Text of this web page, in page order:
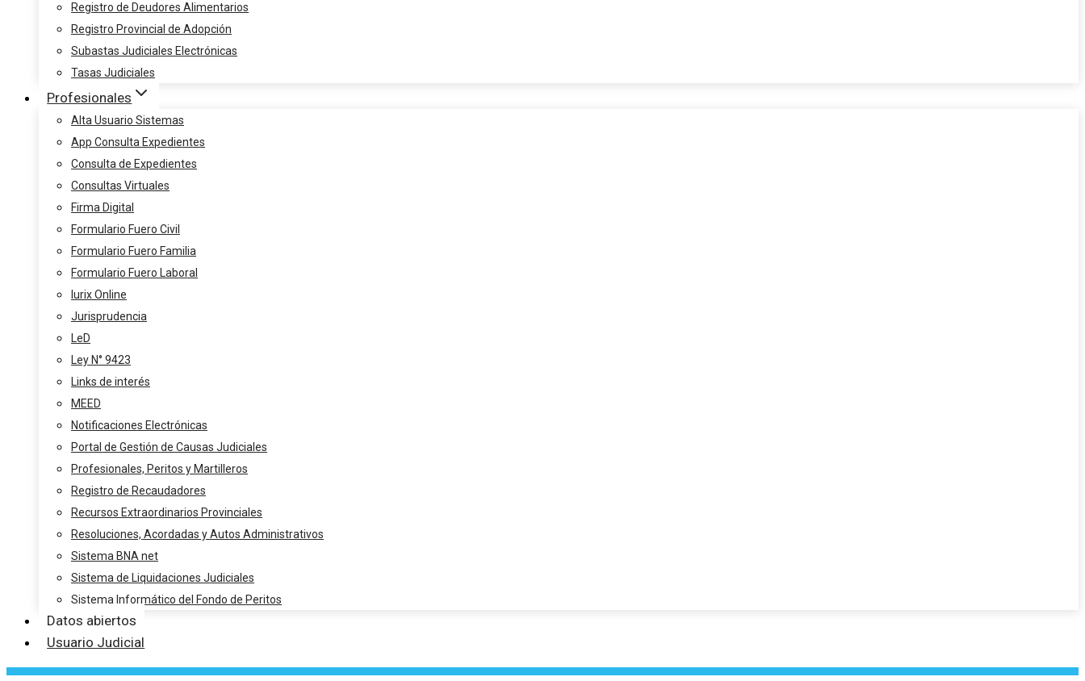
Registro de Deudores Alimentarios
Registro Provincial de Adopción
Subastas Judiciales Electrónicas
Tasas Judiciales
Profesionales
Alta Usuario Sistemas
App Consulta Expedientes
Consulta de Expedientes
Consultas Virtuales
Firma Digital
Formulario Fuero Civil
Formulario Fuero Familia
Formulario Fuero Laboral
Iurix Online
Jurisprudencia
LeD
Ley N° 9423
Links de interés
MEED
Notificaciones Electrónicas
Portal de Gestión de Causas Judiciales
Profesionales, Peritos y Martilleros
Registro de Recaudadores
Recursos Extraordinarios Provinciales
Resoluciones, Acordadas y Autos Administrativos
Sistema BNA net
Sistema de Liquidaciones Judiciales
Sistema Informático del Fondo de Peritos
Datos abiertos
Usuario Judicial